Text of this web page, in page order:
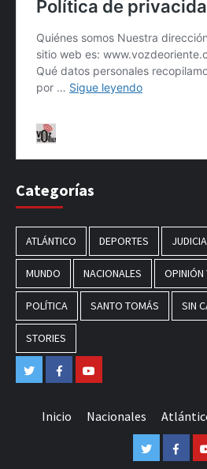
Categorías
ATLÁNTICO DEPORTES
MUNDO NACIONALES OPINIÓN
POLÍTICA SANTO TOMÁS SIN
STORIES
TwitterFacebook
Inicio Nacionales
Twitter